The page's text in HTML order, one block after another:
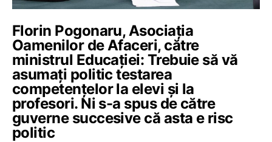
Florin Pogonaru, Asociația
Oamenilor de Afaceri, către
ministrul Educației: Trebuie să vă
asumați politic testarea
competențelor la elevi și la
profesori. Ni s-a spus de către
guverne succesive că asta e risc
politic